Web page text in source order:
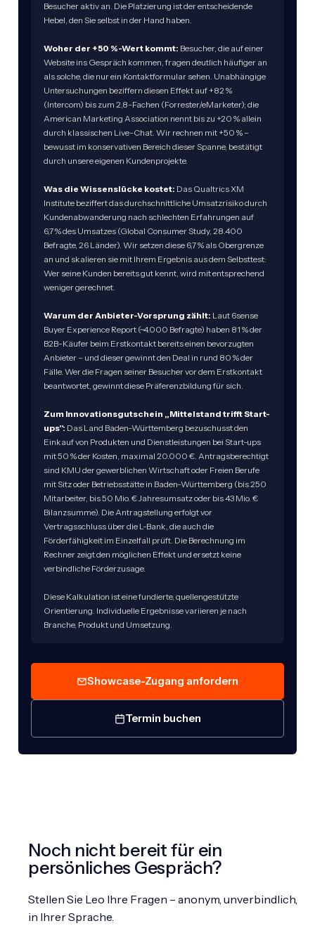
Besucher aktiv an. Die Platzierung ist der entscheidende
Hebel, den Sie selbst in der Hand haben.
Woher der +50 %-Wert kommt: Besucher, die auf einer
Website ins Gespräch kommen, fragen deutlich häufiger an
als solche, die nur ein Kontaktformular sehen. Unabhängige
Untersuchungen beziffern diesen Effekt auf +82 %
(Intercom) bis zum 2,8-Fachen (Forrester/eMarketer); die
American Marketing Association nennt bis zu +20 % allein
durch klassischen Live-Chat. Wir rechnen mit +50 % –
bewusst im konservativen Bereich dieser Spanne, bestätigt
durch unsere eigenen Kundenprojekte.
Was die Wissenslücke kostet: Das Qualtrics XM
Institute beziffert das durchschnittliche Umsatzrisiko durch
Kundenabwanderung nach schlechten Erfahrungen auf
6,7 % des Umsatzes (Global Consumer Study, 28.400
Befragte, 26 Länder). Wir setzen diese 6,7 % als Obergrenze
an und skalieren sie mit Ihrem Ergebnis aus dem Selbsttest:
Wer seine Kunden bereits gut kennt, wird mit entsprechend
weniger gerechnet.
Warum der Anbieter-Vorsprung zählt: Laut 6sense
Buyer Experience Report (~4.000 Befragte) haben 81 % der
B2B-Käufer beim Erstkontakt bereits einen bevorzugten
Anbieter – und dieser gewinnt den Deal in rund 80 % der
Fälle. Wer die Fragen seiner Besucher vor dem Erstkontakt
beantwortet, gewinnt diese Präferenzbildung für sich.
Zum Innovationsgutschein „Mittelstand trifft Start-
ups": Das Land Baden-Württemberg bezuschusst den
Einkauf von Produkten und Dienstleistungen bei Start-ups
mit 50 % der Kosten, maximal 20.000 €. Antragsberechtigt
sind KMU der gewerblichen Wirtschaft oder Freien Berufe
mit Sitz oder Betriebsstätte in Baden-Württemberg (bis 250
Mitarbeiter, bis 50 Mio. € Jahresumsatz oder bis 43 Mio. €
Bilanzsumme). Die Antragstellung erfolgt vor
Vertragsschluss über die L-Bank, die auch die
Förderfähigkeit im Einzelfall prüft. Die Berechnung im
Rechner zeigt den möglichen Effekt und ersetzt keine
verbindliche Förderzusage.
Diese Kalkulation ist eine fundierte, quellengestützte
Orientierung. Individuelle Ergebnisse variieren je nach
Branche, Produkt und Umsetzung.
Showcase-Zugang anfordern
Termin buchen
Noch nicht bereit für ein
persönliches Gespräch?
Stellen Sie Leo Ihre Fragen – anonym, unverbindlich,
in Ihrer Sprache.